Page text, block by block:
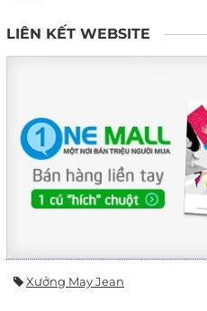
LIÊN KẾT WEBSITE
Xưởng May Jean